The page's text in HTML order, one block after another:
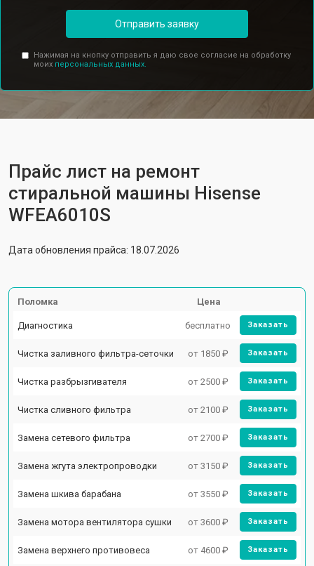
Отправить заявку
Нажимая на кнопку отправить я даю свое согласие на обработку
моих персональных данных.
Прайс лист на ремонт
стиральной машины Hisense
WFEA6010S
Дата обновления прайса: 18.07.2026
Поломка Цена
Диагностика бесплатно Заказать
Чистка заливного фильтра-сеточки от 1850 ₽ Заказать
Чистка разбрызгивателя от 2500 ₽ Заказать
Чистка сливного фильтра от 2100 ₽ Заказать
Замена сетевого фильтра от 2700 ₽ Заказать
Замена жгута электропроводки от 3150 ₽ Заказать
Замена шкива барабана от 3550 ₽ Заказать
Замена мотора вентилятора сушки от 3600 ₽ Заказать
Замена верхнего противовеса от 4600 ₽ Заказать